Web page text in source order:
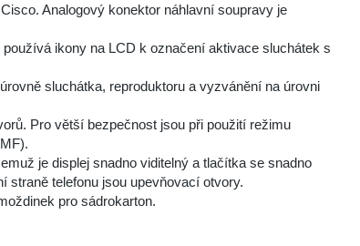
Analogový konektor náhlavní soupravy je
ikony na LCD k označení aktivace sluchátek s
sluchátka, reproduktoru a vyzvánění na úrovni
Pro větší bezpečnost jsou při použití režimu
je displej snadno viditelný a tlačítka se snadno
straně telefonu jsou upevňovací otvory.
pro sádrokarton.